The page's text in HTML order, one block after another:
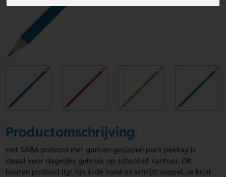
Productomschrijving
Het SABA potlood met gum en geslepen punt peekay is
ideaal voor dagelijks gebruik op school of kantoor. Dit
houten potlood ligt fijn in de hand en schrijft soepel. Je kunt